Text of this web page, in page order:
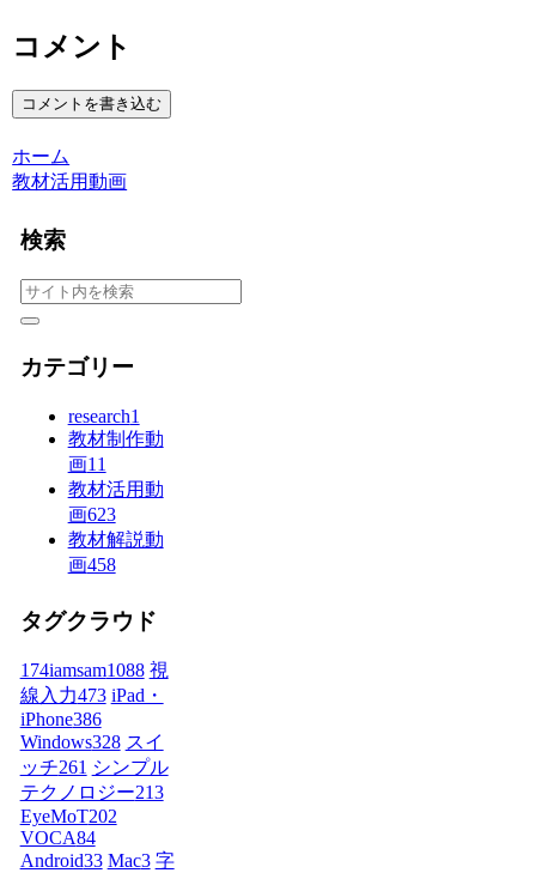
コメント
コメントを書き込む
ホーム
教材活用動画
検索
カテゴリー
research1
教材制作動
画11
教材活用動
画623
教材解説動
画458
タグクラウド
174iamsam1088 視
線入力473 iPad・
iPhone386
Windows328 スイ
ッチ261 シンプル
テクノロジー213
EyeMoT202
VOCA84
Android33 Mac3 字